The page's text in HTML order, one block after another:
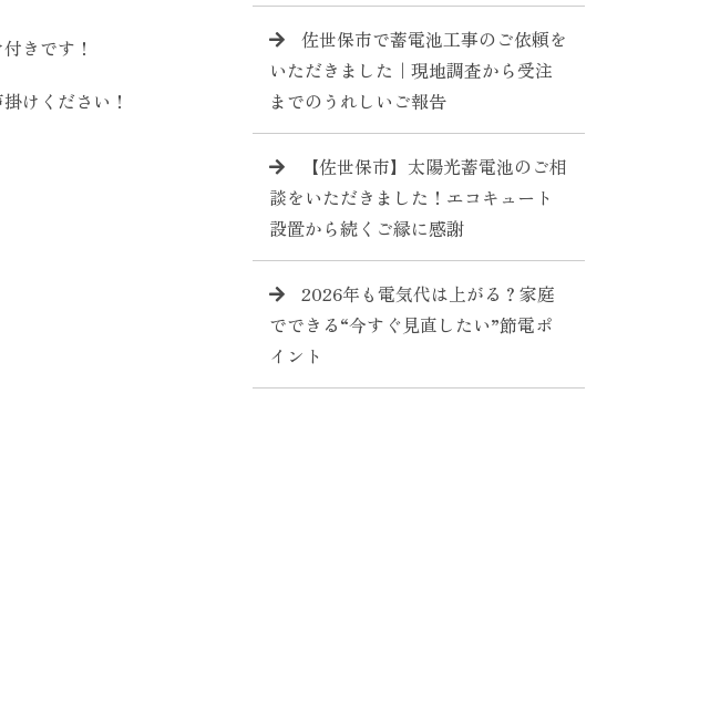
きです！
けください！
佐世保市で蓄電池工事のご依頼を
いただきました｜現地調査から受注
までのうれしいご報告
【佐世保市】太陽光蓄電池のご相
談をいただきました！エコキュート
設置から続くご縁に感謝
2026年も電気代は上がる？家庭
でできる“今すぐ見直したい”節電ポ
イント